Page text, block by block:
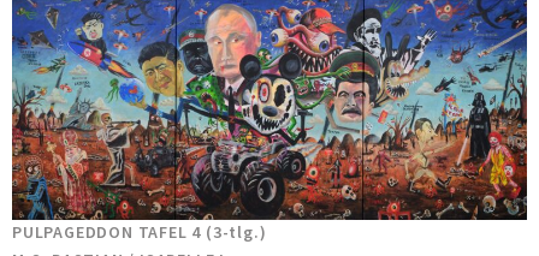
PULPAGEDDON TAFEL 4 (3-tlg.)